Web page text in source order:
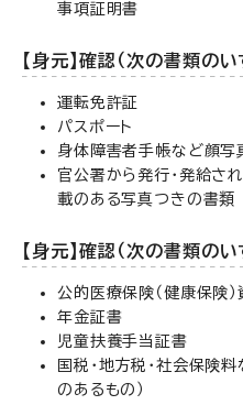
事項証明書
【身元】確認（次の書類の
運転免許証
パスポート
身体障害者手帳など顔写
官公署から発行・発給され
載のある写真つきの書類
【身元】確認（次の書類の
公的医療保険（健康保険
年金証書
児童扶養手当証書
国税・地方税・社会保険
のあるもの）